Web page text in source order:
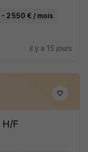
2 550 € / mois
il y a 15 jours
F